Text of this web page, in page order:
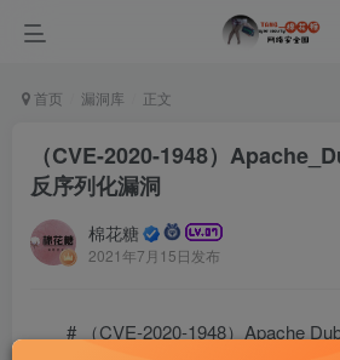
首页 漏洞库 正文
（CVE-2020-1948）
反序列化漏洞
棉花糖
2021年7月15日发布
# （CVE-2020-1948）Apache